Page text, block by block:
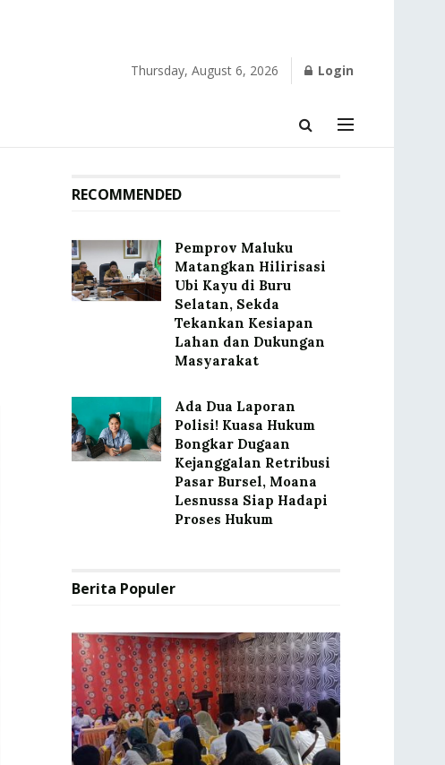
Thursday, August 6, 2026 Login
RECOMMENDED
‎Pemprov Maluku
Matangkan Hilirisasi
Ubi Kayu di Buru
Selatan, Sekda
Tekankan Kesiapan
Lahan dan Dukungan
Masyarakat
Ada Dua Laporan
Polisi! Kuasa Hukum
Bongkar Dugaan
Kejanggalan Retribusi
Pasar Bursel, Moana
Lesnussa Siap Hadapi
Proses Hukum
Berita Populer